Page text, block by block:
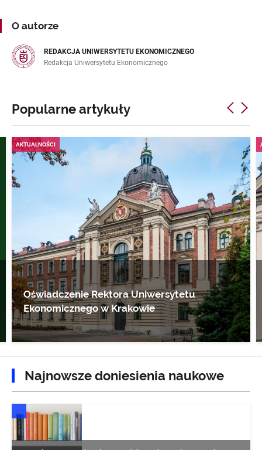
O autorze
REDAKCJA UNIWERSYTETU EKONOMICZNEGO
Redakcja Uniwersytetu Ekonomicznego
Popularne artykuły
AKTUALNOŚCI
Oświadczenie Rektora Uniwersytetu
Ekonomicznego w Krakowie
Najnowsze doniesienia naukowe
DONIESIENIA NAUKOWE